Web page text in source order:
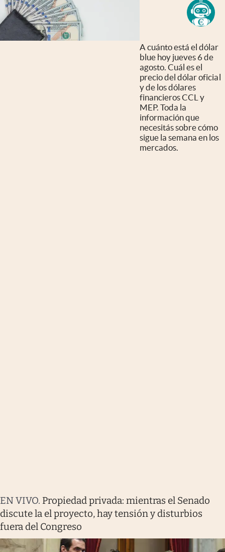
A cuánto está el dólar
blue hoy jueves 6 de
agosto. Cuál es el
precio del dólar oficial
y de los dólares
financieros CCL y
MEP. Toda la
información que
necesitás sobre cómo
sigue la semana en los
mercados.
EN VIVO. Propiedad privada: mientras el Senado
discute la el proyecto, hay tensión y disturbios
fuera del Congreso